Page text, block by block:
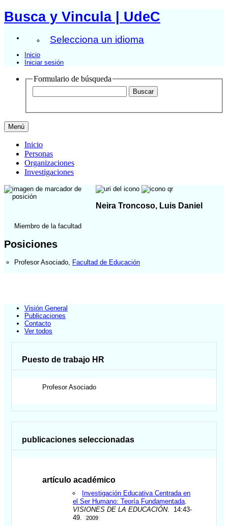
Busca y Vincula | UdeC
Selecciona un idioma
Inicio
Iniciar sesión
Formulario de búsqueda
Menú
Inicio
Personas
Organizaciones
Investigaciones
Neira Troncoso, Luis Daniel
Miembro de la facultad
Posiciones
Profesor Asociado Facultad de Educación
Visión General
Publicaciones
Contacto
Ver todos
Puesto de trabajo HR
Profesor Asociado
publicaciones seleccionadas
artículo académico
Investigación Educativa Centrada en
el Ser Humano: Teoría Fundamentada
VISIONES DE LA EDUCACIÓN. 14:43-
49.
2009